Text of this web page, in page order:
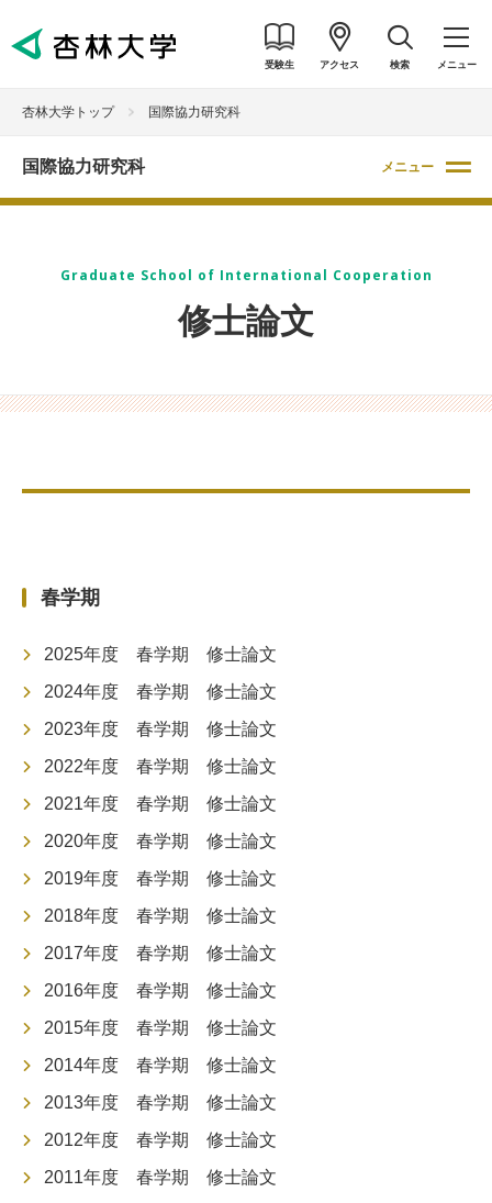
受験生 アクセス 検索 メニュー
杏林大学トップ 国際協力研究科
国際協力研究科 メニュー
Graduate School of International Cooperation
修士論文
春学期
2025年度 春学期 修士論文
2024年度 春学期 修士論文
2023年度 春学期 修士論文
2022年度 春学期 修士論文
2021年度 春学期 修士論文
2020年度 春学期 修士論文
2019年度 春学期 修士論文
2018年度 春学期 修士論文
2017年度 春学期 修士論文
2016年度 春学期 修士論文
2015年度 春学期 修士論文
2014年度 春学期 修士論文
2013年度 春学期 修士論文
2012年度 春学期 修士論文
2011年度 春学期 修士論文